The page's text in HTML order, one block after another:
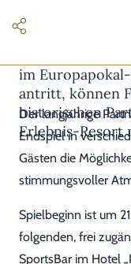
im
antritt, können
historischen
Erlebnis-Resort
Der langjährige
Endspiel in
Gästen die
stimmungsvoller
Spielbeginn ist um
folgenden, frei
SportsBar im Hotel